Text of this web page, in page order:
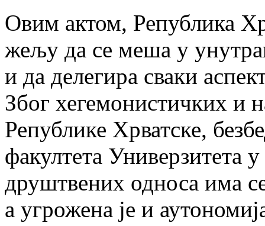
Овим актом, Република
жељу да се меша у
и да делегира сваки
Због хегемонистичких и
Републике Хрватске,
факултета Универзитета
друштвених односа има
а угрожена је и